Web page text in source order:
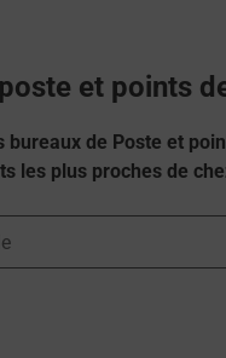
et points
bureaux de Poste et
les plus proches de
Postal